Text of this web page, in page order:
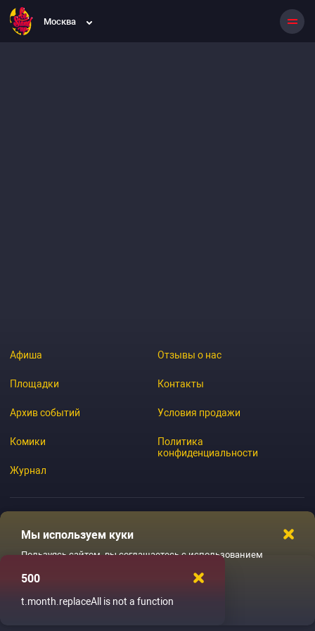
Москва
Афиша
Площадки
Архив событий
Комики
Журнал
Отзывы о нас
Контакты
Условия продажи
Политика
конфиденциальности
Мы используем куки
Пользуясь сайтом, вы соглашаетесь с использованием
Ладненько
500
t.month.replaceAll is not a function